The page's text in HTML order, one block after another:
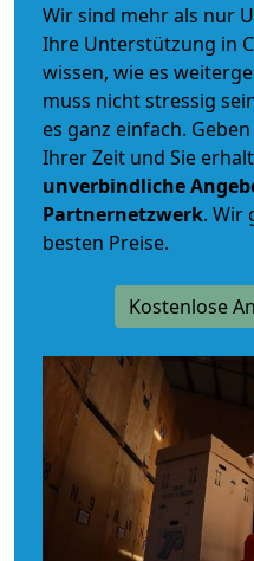
Wir sind mehr als nur
Ihre Unterstützung in
wissen, wie es
muss nicht stressig
es ganz einfach.
Ihrer Zeit und Sie
unverbindliche
Partnernetzwerk. Wir
besten Preise.
Kostenlose